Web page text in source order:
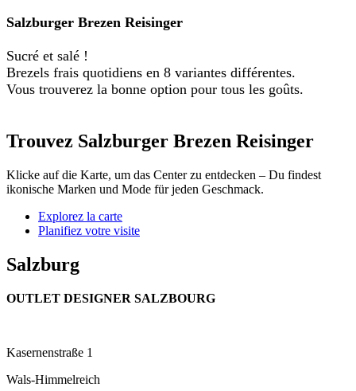
Salzburger Brezen Reisinger
Sucré et salé !
Brezels frais quotidiens en 8 variantes différentes.
Vous trouverez la bonne option pour tous les goûts.
Trouvez Salzburger Brezen Reisinger
Klicke auf die Karte, um das Center zu entdecken – Du findest
ikonische Marken und Mode für jeden Geschmack.
Explorez la carte
Planifiez votre visite
Salzburg
OUTLET DESIGNER SALZBOURG
Kasernenstraße 1
Wals-Himmelreich